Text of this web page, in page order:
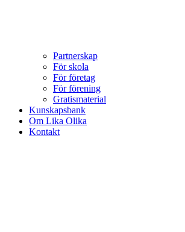
Partnerskap
För skola
För företag
För förening
Gratismaterial
Kunskapsbank
Om Lika Olika
Kontakt